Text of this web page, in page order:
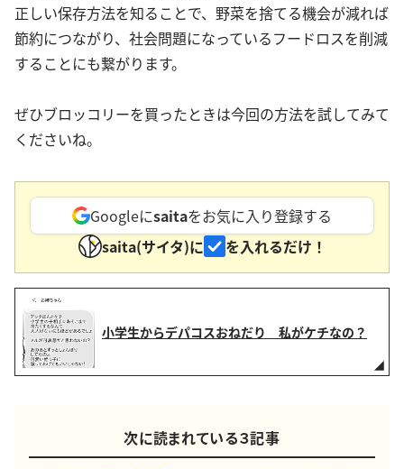
正しい保存方法を知ることで、野菜を捨てる機会が減れば
節約につながり、社会問題になっているフードロスを削減
することにも繋がります。
ぜひブロッコリーを買ったときは今回の方法を試してみて
くださいね。
Googleにsaitaをお気に入り登録する
saita(サイタ)に
を入れるだけ！
小学生からデパコスおねだり 私がケチなの？
次に読まれている３記事